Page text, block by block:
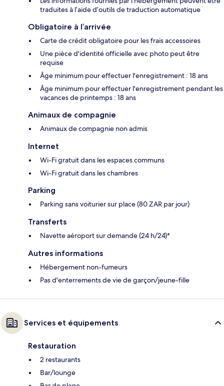
traduites à l’aide d’outils de traduction automatique
Obligatoire à l’arrivée
Carte de crédit obligatoire pour les frais accessoires
Une pièce d'identité officielle avec photo peut être
requise
Âge minimum pour effectuer l'enregistrement : 18 ans
Âge minimum pour effectuer l'enregistrement pendant les
vacances de printemps : 18 ans
Animaux de compagnie
Animaux de compagnie non admis
Internet
Wi-Fi gratuit dans les espaces communs
Wi-Fi gratuit dans les chambres
Parking
Parking sans voiturier sur place (80 ZAR par jour)
Transferts
Navette aéroport sur demande (24 h/24)*
Autres informations
Hébergement non-fumeurs
Pas d'enterrements de vie de garçon/jeune-fille
Services et équipements
Restauration
2 restaurants
Bar/lounge